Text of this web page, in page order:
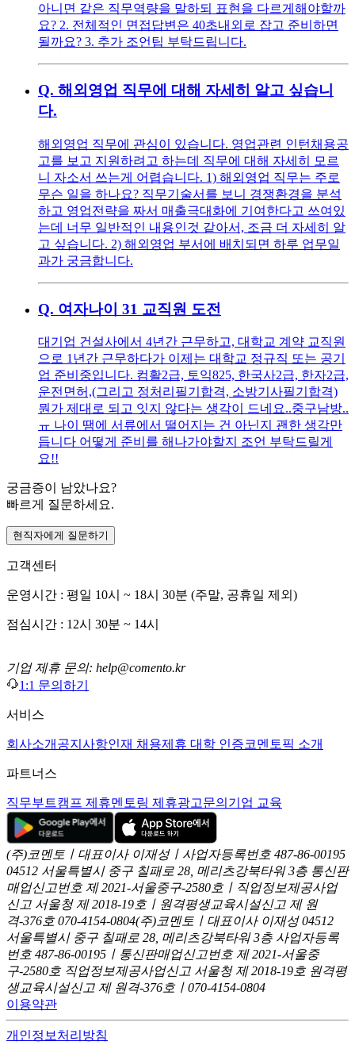
아니면 같은 직무역량을 말하되 표현을 다르게해야할까
요? 2. 전체적인 면접답변은 40초내외로 잡고 준비하면
될까요? 3. 추가 조언팁 부탁드립니다.
Q. 해외영업 직무에 대해 자세히 알고 싶습니
다.
해외영업 직무에 관심이 있습니다. 영업관련 인턴채용공
고를 보고 지원하려고 하는데 직무에 대해 자세히 모르
니 자소서 쓰는게 어렵습니다. 1) 해외영업 직무는 주로
무슨 일을 하나요? 직무기술서를 보니 경쟁환경을 분석
하고 영업전략을 짜서 매출극대화에 기여한다고 쓰여있
는데 너무 일반적인 내용인것 같아서, 조금 더 자세히 알
고 싶습니다. 2) 해외영업 부서에 배치되면 하루 업무일
과가 궁금합니다.
Q. 여자나이 31 교직원 도전
대기업 건설사에서 4년간 근무하고, 대학교 계약 교직원
으로 1년간 근무하다가 이제는 대학교 정규직 또는 공기
업 준비중입니다. 컴활2급, 토익825, 한국사2급, 한자2급,
운전면허,(그리고 정처리필기합격, 소방기사필기합격)
뭔가 제대로 되고 잇지 않다는 생각이 드네요..중구남방..
ㅠ 나이 땜에 서류에서 떨어지는 건 아닌지 괜한 생각만
듭니다 어떻게 준비를 해나가야할지 조언 부탁드릴게
요!!
궁금증이 남았나요?
빠르게 질문하세요.
현직자에게 질문하기
고객센터
운영시간 : 평일 10시 ~ 18시 30분 (주말, 공휴일 제외)
점심시간 : 12시 30분 ~ 14시
기업 제휴 문의: help@comento.kr
1:1 문의하기
서비스
회사소개 공지사항인재 채용제휴 대학 인증코멘토픽 소개
파트너스
직무부트캠프 제휴멘토링 제휴광고문의 기업 교육
(주)코멘토ㅣ대표이사 이재성ㅣ사업자등록번호 487-86-00195
04512 서울특별시 중구 칠패로 28, 메리츠강북타워 3층 통신판
매업신고번호 제 2021-서울중구-2580호ㅣ직업정보제공사업
신고 서울청 제 2018-19호ㅣ원격평생교육시설신고 제 원
격-376호 070-4154-0804(주)코멘토ㅣ대표이사 이재성 04512
서울특별시 중구 칠패로 28, 메리츠강북타워 3층 사업자등록
번호 487-86-00195ㅣ통신판매업신고번호 제 2021-서울중
구-2580호 직업정보제공사업신고 서울청 제 2018-19호 원격평
생교육시설신고 제 원격-376호ㅣ070-4154-0804
이용약관
개인정보처리방침